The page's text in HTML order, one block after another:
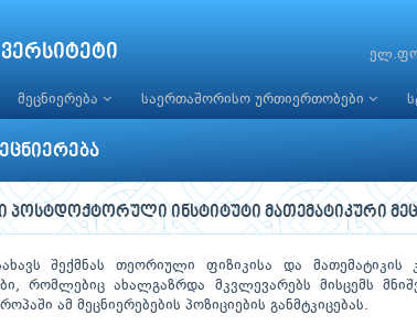
მეცნიერება საერთაშორისო ურთიერთობები
ინსტიტუტი მათემატიკური
შექმნას თეორიული ფიზიკისა და
რომლებიც ახალგაზრდა მკვლევარებს მისცემს
ამ მეცნიერებების პოზიციების განმტკიცებას.